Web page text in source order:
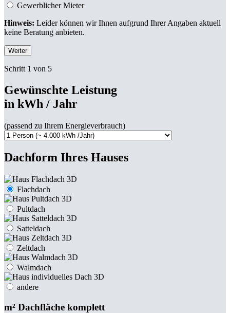
Gewerblicher Mieter
Hinweis: Leider können wir Ihnen aufgrund Ihrer Angaben aktuell
keine Beratung anbieten.
Weiter
Schritt 1 von 5
Gewünschte Leistung
in kWh / Jahr
(passend zu Ihrem Energieverbrauch)
Dachform Ihres Hauses
Flachdach
Pultdach
Satteldach
Zeltdach
Walmdach
andere
m² Dachfläche komplett